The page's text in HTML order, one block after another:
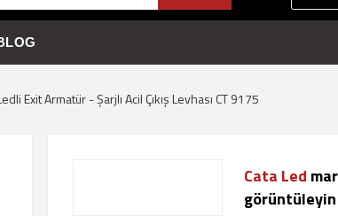
Exit Armatür - Şarjlı Acil Çıkış Levhası CT 9175
Cata Led
görüntüleyin